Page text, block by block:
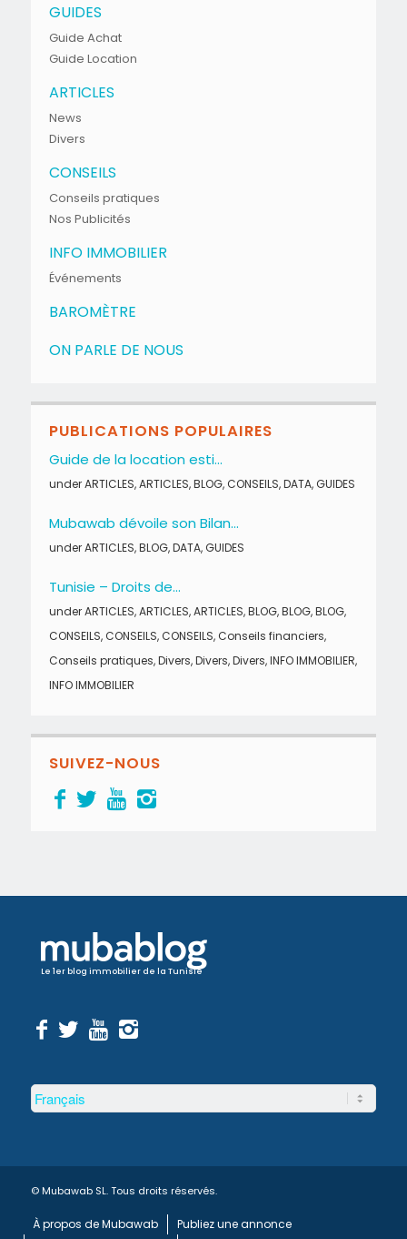
GUIDES
Guide Achat
Guide Location
ARTICLES
News
Divers
CONSEILS
Conseils pratiques
Nos Publicités
INFO IMMOBILIER
Événements
BAROMÈTRE
ON PARLE DE NOUS
PUBLICATIONS POPULAIRES
Guide de la location esti...
underARTICLES,ARTICLES,BLOG,CONSEILS,DATA,GUIDES
Mubawab dévoile son Bilan...
underARTICLES,BLOG,DATA,GUIDES
Tunisie – Droits de...
underARTICLES,ARTICLES,ARTICLES,BLOG,BLOG,BLOG,
CONSEILS,CONSEILS,CONSEILS,Conseils financiers,
Conseils pratiques,Divers,Divers,Divers,INFO IMMOBILIER,
INFO IMMOBILIER
SUIVEZ-NOUS
Le 1er blog immobilier de la Tunisie
© Mubawab SL. Tous droits réservés.
À propos de Mubawab
Publiez une annonce